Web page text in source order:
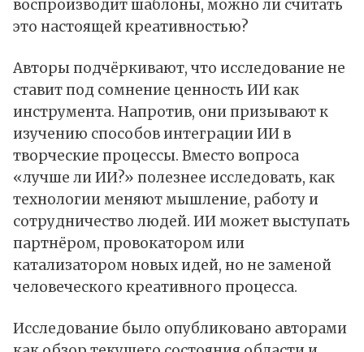
воспроизводит шаблоны, можно ли считать
это настоящей креативностью?
Авторы подчёркивают, что исследование не
ставит под сомнение ценность ИИ как
инструмента. Напротив, они призывают к
изучению способов интеграции ИИ в
творческие процессы. Вместо вопроса
«лучше ли ИИ?» полезнее исследовать, как
технологии меняют мышление, работу и
сотрудничество людей. ИИ может выступать
партнёром, провокатором или
катализатором новых идей, но не заменой
человеческого креативного процесса.
Исследование было опубликовано авторами